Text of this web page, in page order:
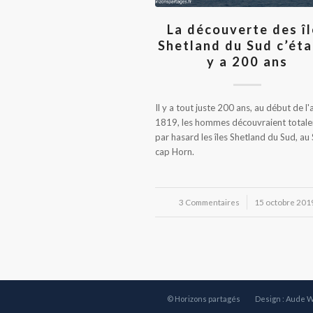
La découverte des
Shetland du Sud
y a 200 ans
Il y a tout juste 200 ans, au début de
1819, les hommes découvraient
par hasard les îles Shetland du Sud, au
cap Horn.
3 Commentaires
/ 15 octobre
© Horizons partagés Design : Aude